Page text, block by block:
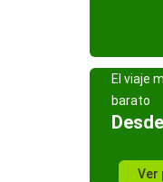
El viaje
barato
Ver